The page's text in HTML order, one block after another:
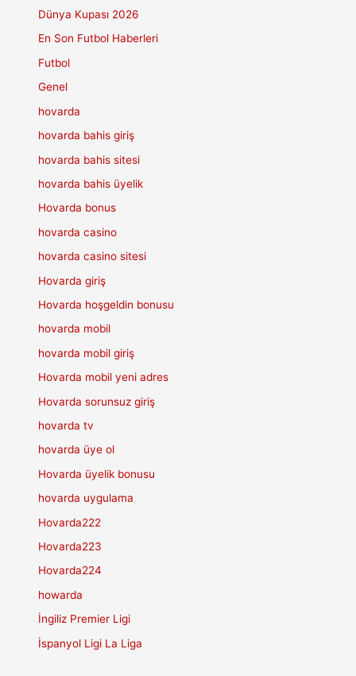
Dünya Kupası 2026
En Son Futbol Haberleri
Futbol
Genel
hovarda
hovarda bahis giriş
hovarda bahis sitesi
hovarda bahis üyelik
Hovarda bonus
hovarda casino
hovarda casino sitesi
Hovarda giriş
Hovarda hoşgeldin bonusu
hovarda mobil
hovarda mobil giriş
Hovarda mobil yeni adres
Hovarda sorunsuz giriş
hovarda tv
hovarda üye ol
Hovarda üyelik bonusu
hovarda uygulama
Hovarda222
Hovarda223
Hovarda224
howarda
İngiliz Premier Ligi
İspanyol Ligi La Liga